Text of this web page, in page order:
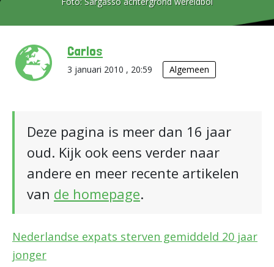
Carlos
3 januari 2010 , 20:59 Algemeen
Deze pagina is meer dan 16 jaar
oud. Kijk ook eens verder naar
andere en meer recente artikelen
van de homepage.
Nederlandse expats sterven gemiddeld 20 jaar
jonger